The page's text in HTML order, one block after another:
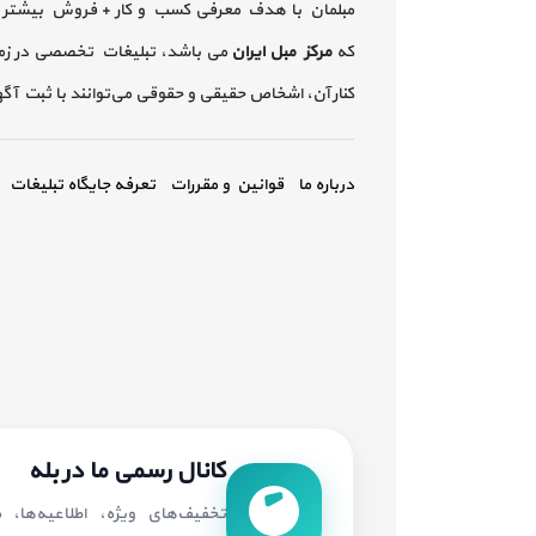
مبلمان با هدف معرفی کسب و کار + فروش
کهمرکز مبل ایران می باشد، تبلیغات تخصصی در
کنار آن، اشخاص حقیقی و حقوقی می‌توانند با
درباره ما قوانین و مقررات تعرفه جایگاه تبلیغات
کانال رسمی ما در بله
تخفیف‌های ویژه،